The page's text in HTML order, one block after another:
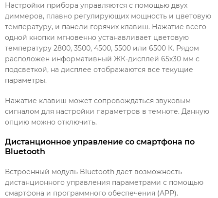
Настройки прибора управляются с помощью двух
диммеров, плавно регулирующих мощность и цветовую
температуру, и панели горячих клавиш. Нажатие всего
одной кнопки мгновенно устанавливает цветовую
температуру 2800, 3500, 4500, 5500 или 6500 К. Рядом
расположен информативный ЖК-дисплей 65х30 мм с
подсветкой, на дисплее отображаются все текущие
параметры.
Нажатие клавиш может сопровождаться звуковым
сигналом для настройки параметров в темноте. Данную
опцию можно отключить.
Дистанционное управление со смартфона по
Bluetooth
Встроенный модуль Bluetooth дает возможность
дистанционного управления параметрами с помощью
смартфона и программного обеспечения (APP).